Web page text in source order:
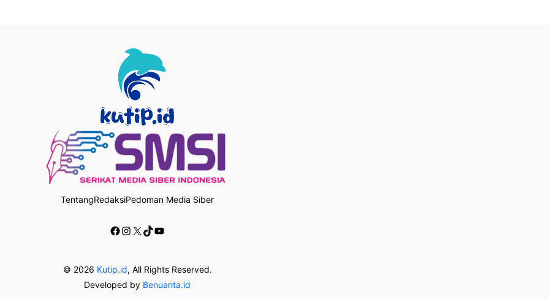
TentangRedaksiPedoman Media Siber
Facebook
Instagram
X TikTok
YouTube
© 2026 Kutip.id, All Rights Reserved.
Developed by Benuanta.id